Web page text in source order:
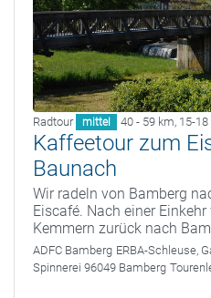
Radtour mittel 40 - 59 km, 15-
Kaffeetour zum
Baunach
Wir radeln von Bamberg
Eiscafé. Nach einer
Kemmern zurück nach
ADFC Bamberg ERBA-Schleuse,
Spinnerei 96049 Bamberg